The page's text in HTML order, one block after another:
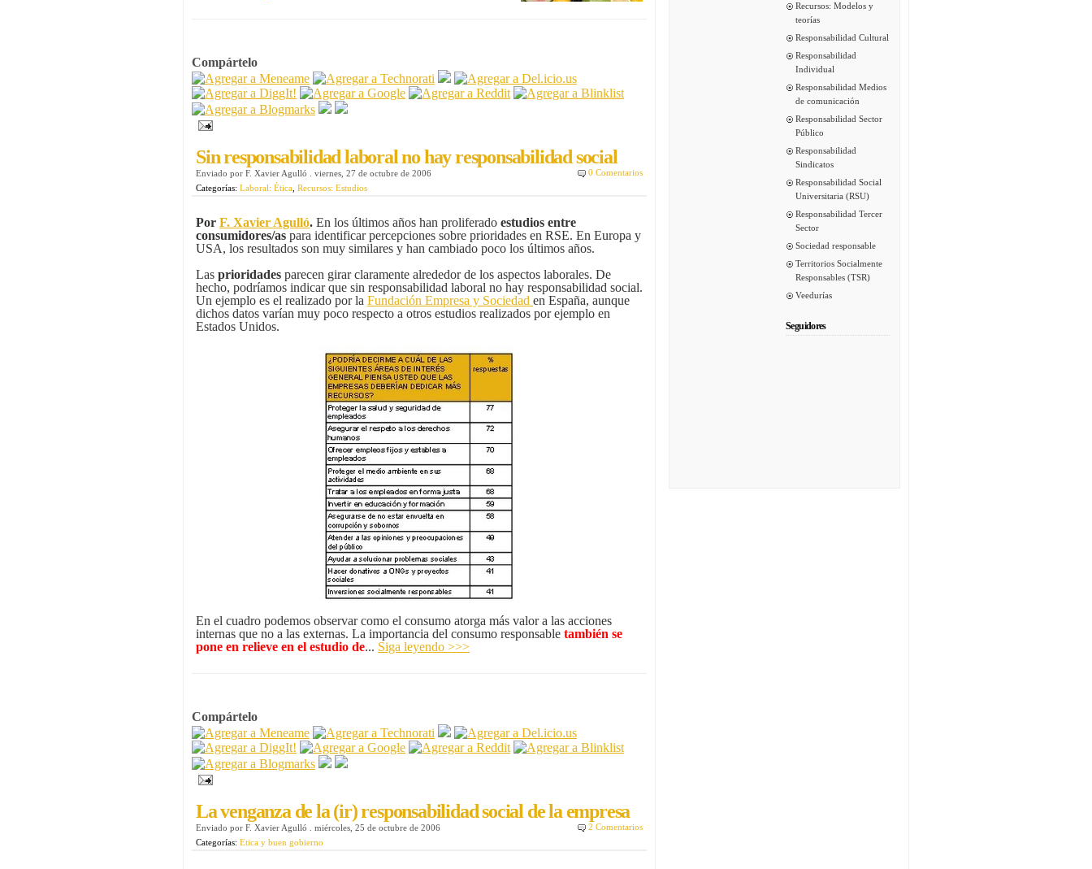
Compártelo
Sin responsabilidad laboral no hay responsabilidad social
Enviado por F. Xavier Agulló viernes, 27 de octubre de 2006
0 Comentarios
Categorías: Laboral: Ética Recursos: Estudios
Por F. Xavier Agulló. En los últimos años han proliferado estudios entre
consumidores/as para identificar percepciones sobre prioridades en RSE. En Europa y
USA, los resultados son muy similares y han cambiado poco los últimos años.
Las prioridades parecen girar claramente alrededor de los aspectos laborales. De
hecho, podríamos indicar que sin responsabilidad laboral no hay responsabilidad social.
Un ejemplo es el realizado por la Fundación Empresa y Sociedad en España, aunque
dichos datos varían muy poco respecto a otros estudios realizados por ejemplo en
Estados Unidos.
En el cuadro podemos observar como el consumo atorga más valor a las acciones
internas que no a las externas. La importancia del consumo responsable también se
pone en relieve en el estudio de... Siga leyendo >>>
Compártelo
La venganza de la (ir) responsabilidad social de la empresa
Enviado por F. Xavier Agulló miércoles, 25 de octubre de 2006
2 Comentarios
Categorías: Etica y buen gobierno
Recursos: Modelos y
teorías
Responsabilidad Cultural
Responsabilidad
Individual
Responsabilidad Medios
de comunicación
Responsabilidad Sector
Público
Responsabilidad
Sindicatos
Responsabilidad Social
Universitaria (RSU)
Responsabilidad Tercer
Sector
Sociedad responsable
Territorios Socialmente
Responsables (TSR)
Veedurías
Seguidores